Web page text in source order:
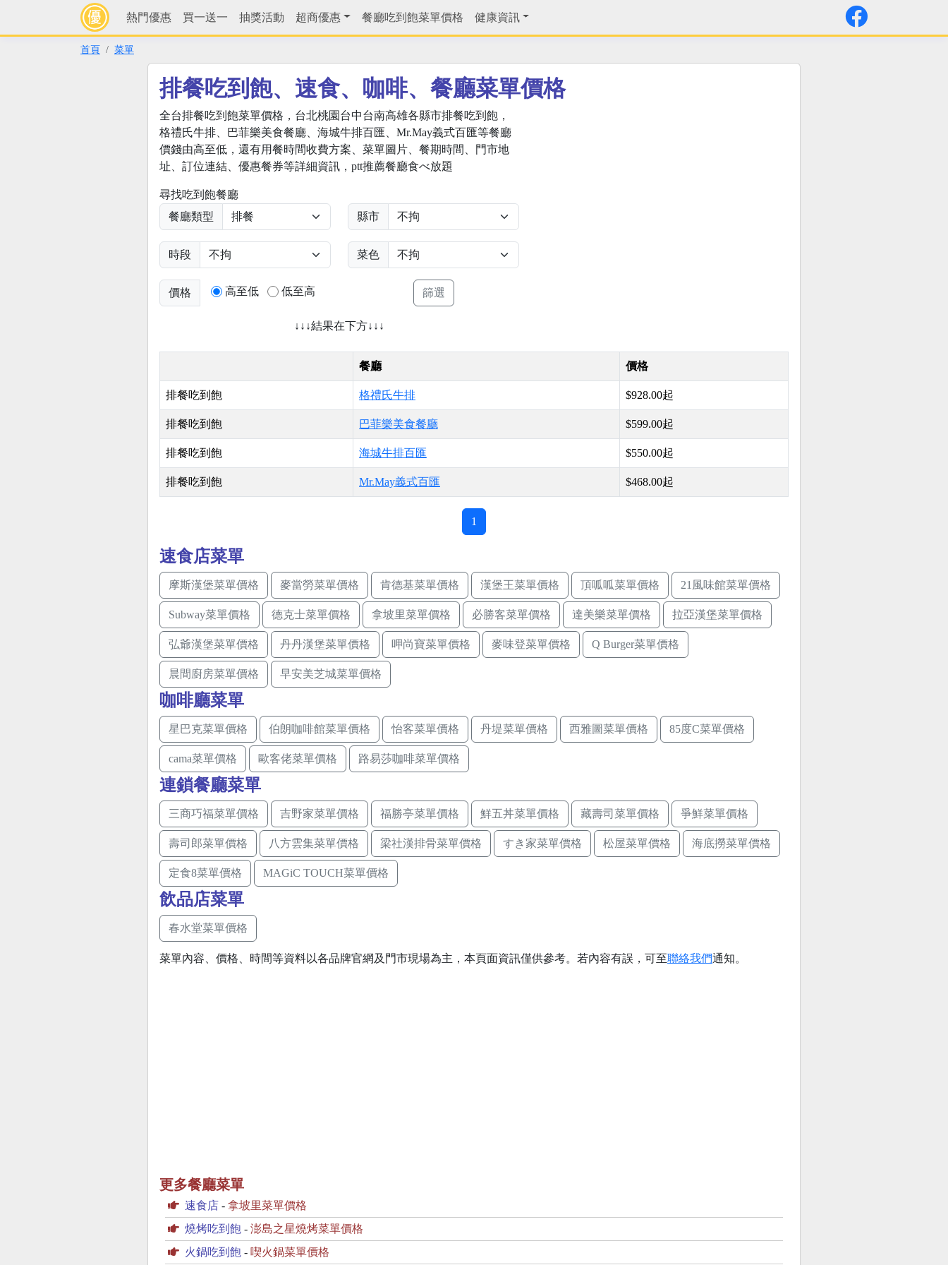
熱門優惠 買一送一 抽獎活動 超商優惠 餐廳吃到飽菜單價格 健康資訊
首頁 菜單
排餐吃到飽、速食、咖啡、餐廳菜單價格
全台排餐吃到飽菜單價格，台北桃園台中台南高雄各縣市排餐吃到飽，
格禮氏牛排、巴菲樂美食餐廳、海城牛排百匯、Mr.May義式百匯等餐廳
價錢由高至低，還有用餐時間收費方案、菜單圖片、餐期時間、門市地
址、訂位連結、優惠餐券等詳細資訊，ptt推薦餐廳食べ放題
尋找吃到飽餐廳
餐廳類型
縣市
時段 菜色
價格 高至低 低至高
↓↓↓結果在下方↓↓↓
餐廳 價格
排餐吃到飽 格禮氏牛排 $928.00起
排餐吃到飽 巴菲樂美食餐廳 $599.00起
排餐吃到飽 海城牛排百匯 $550.00起
排餐吃到飽 Mr.May義式百匯 $468.00起
1
速食店菜單
摩斯漢堡菜單價格 麥當勞菜單價格 肯德基菜單價格 漢堡王菜單價格 頂呱呱菜單價格 21風味館菜單價格
Subway菜單價格 德克士菜單價格 拿坡里菜單價格 必勝客菜單價格 達美樂菜單價格 拉亞漢堡菜單價格
弘爺漢堡菜單價格 丹丹漢堡菜單價格 呷尚寶菜單價格 麥味登菜單價格 Q Burger菜單價格
晨間廚房菜單價格 早安美芝城菜單價格
咖啡廳菜單
星巴克菜單價格 伯朗咖啡館菜單價格 怡客菜單價格 丹堤菜單價格 西雅圖菜單價格 85度C菜單價格
cama菜單價格 歐客佬菜單價格 路易莎咖啡菜單價格
連鎖餐廳菜單
三商巧福菜單價格 吉野家菜單價格 福勝亭菜單價格 鮮五丼菜單價格 藏壽司菜單價格 爭鮮菜單價格
壽司郎菜單價格 八方雲集菜單價格 梁社漢排骨菜單價格 すき家菜單價格 松屋菜單價格 海底撈菜單價格
定食8菜單價格 MAGiC TOUCH菜單價格
飲品店菜單
春水堂菜單價格
菜單內容、價格、時間等資料以各品牌官網及門市現場為主，本頁面資訊僅供參考。若內容有誤，可至聯絡我們通知。
更多餐廳菜單
速食店 - 拿坡里菜單價格
燒烤吃到飽 - 澎島之星燒烤菜單價格
火鍋吃到飽 - 喫火鍋菜單價格